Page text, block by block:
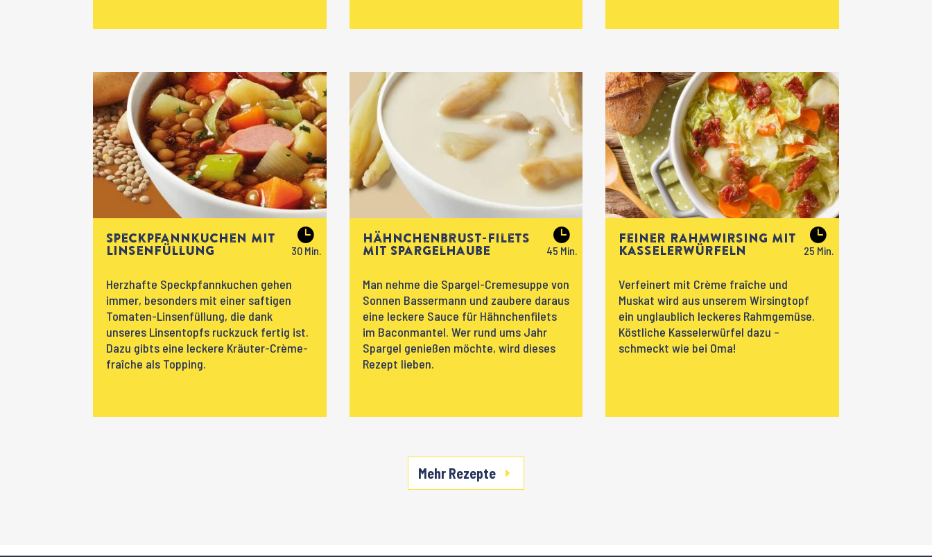
Speckpfannkuchen mit
Linsenfüllung
Herzhafte Speckpfannkuchen gehen
immer, besonders mit einer saftigen
Tomaten-Linsenfüllung, die dank
unseres Linsentopfs ruckzuck fertig ist.
Dazu gibts eine leckere Kräuter-Crème-
fraîche als Topping.
Hähnchenbrust-filets
mit Spargelhaube
Man nehme die Spargel-Cremesuppe von
Sonnen Bassermann und zaubere daraus
eine leckere Sauce für Hähnchenfilets
im Baconmantel. Wer rund ums Jahr
Spargel genießen möchte, wird dieses
Rezept lieben.
Feiner Rahmwirsing mit
Kasselerwürfeln
Verfeinert mit Crème fraîche und
Muskat wird aus unserem Wirsingtopf
ein unglaublich leckeres Rahmgemüse.
Köstliche Kasselerwürfel dazu –
schmeckt wie bei Oma!
Mehr Rezepte